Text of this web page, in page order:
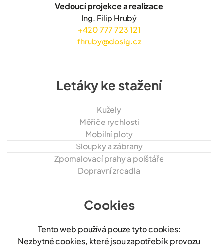
Vedoucí projekce a realizace
Ing. Filip Hrubý
+420 777 723 121
fhruby@dosig.cz
Letáky ke stažení
Kužely
Měřiče rychlosti
Mobilní ploty
Sloupky a zábrany
Zpomalovací prahy a polštáře
Dopravní zrcadla
Cookies
Tento web používá pouze tyto cookies:
Nezbytné cookies, které jsou zapotřebí k provozu